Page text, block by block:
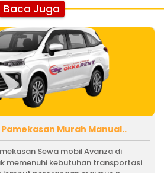
Baca Juga
Murah Manual..
Sewa mobil Avanza di
memenuhi kebutuhan transportasi